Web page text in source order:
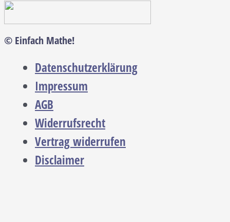
© Einfach Mathe!
Datenschutzerklärung
Impressum
AGB
Widerrufsrecht
Vertrag widerrufen
Disclaimer